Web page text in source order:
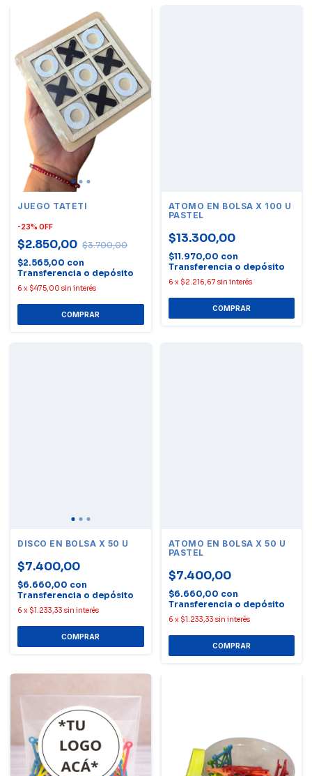
JUEGO TATETI
-23% OFF
$2.850,00 $3.700,00
$2.565,00 con
Transferencia o depósito
6 x $475,00 sin interés
ATOMO EN BOLSA X 100 U
PASTEL
$13.300,00
$11.970,00 con
Transferencia o depósito
6 x $2.216,67 sin interés
DISCO EN BOLSA X 50 U
$7.400,00
$6.660,00 con
Transferencia o depósito
6 x $1.233,33 sin interés
ATOMO EN BOLSA X 50 U
PASTEL
$7.400,00
$6.660,00 con
Transferencia o depósito
6 x $1.233,33 sin interés